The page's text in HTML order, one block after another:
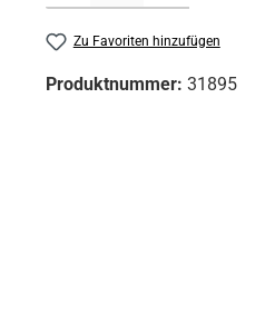
Zu Favoriten hinzufügen
Produktnummer: 31895